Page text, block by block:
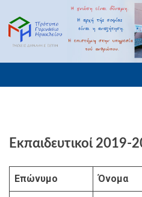
content ΠΡΟΤΥΠΟ
Εκπαιδευτικοί 2019-
Επώνυμο Όνομα